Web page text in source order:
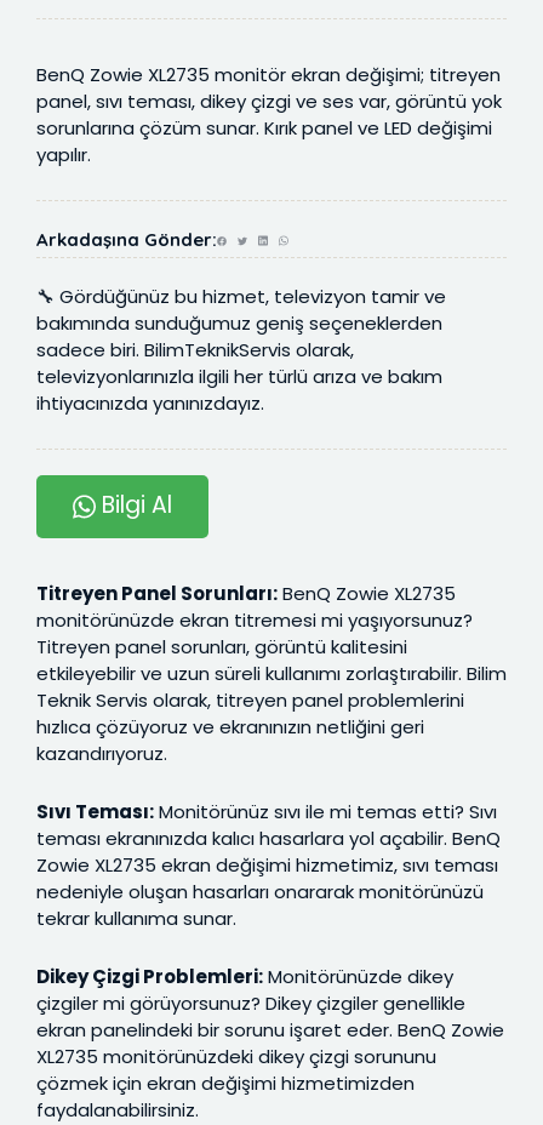
BenQ Zowie XL2735 monitör ekran değişimi; titreyen
panel, sıvı teması, dikey çizgi ve ses var, görüntü yok
sorunlarına çözüm sunar. Kırık panel ve LED değişimi
yapılır.
Arkadaşına Gönder:
🔧 Gördüğünüz bu hizmet, televizyon tamir ve
bakımında sunduğumuz geniş seçeneklerden
sadece biri. BilimTeknikServis olarak,
televizyonlarınızla ilgili her türlü arıza ve bakım
ihtiyacınızda yanınızdayız.
Bilgi Al
Titreyen Panel Sorunları:BenQ Zowie XL2735
monitörünüzde ekran titremesi mi yaşıyorsunuz?
Titreyen panel sorunları, görüntü kalitesini
etkileyebilir ve uzun süreli kullanımı zorlaştırabilir. Bilim
Teknik Servis olarak, titreyen panel problemlerini
hızlıca çözüyoruz ve ekranınızın netliğini geri
kazandırıyoruz.
Sıvı Teması:Monitörünüz sıvı ile mi temas etti? Sıvı
teması ekranınızda kalıcı hasarlara yol açabilir. BenQ
Zowie XL2735 ekran değişimi hizmetimiz, sıvı teması
nedeniyle oluşan hasarları onararak monitörünüzü
tekrar kullanıma sunar.
Dikey Çizgi Problemleri:Monitörünüzde dikey
çizgiler mi görüyorsunuz? Dikey çizgiler genellikle
ekran panelindeki bir sorunu işaret eder. BenQ Zowie
XL2735 monitörünüzdeki dikey çizgi sorununu
çözmek için ekran değişimi hizmetimizden
faydalanabilirsiniz.